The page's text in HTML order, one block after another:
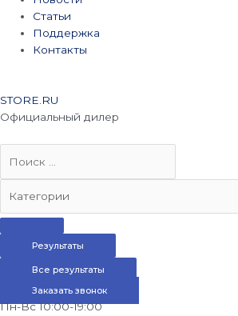
Статьи
Поддержка
Контакты
STORE.RU
Официальный дилер
Результаты
Все результаты
Заказать звонок
Пн-Вс 10:00-19:00